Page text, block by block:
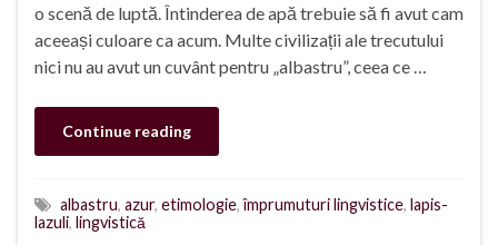
o scenă de luptă. Întinderea de apă trebuie să fi avut cam
aceeași culoare ca acum. Multe civilizații ale trecutului
nici nu au avut un cuvânt pentru „albastru”, ceea ce …
Continue reading
albastru, azur, etimologie,împrumuturi lingvistice, lapis-
lazuli, lingvistică